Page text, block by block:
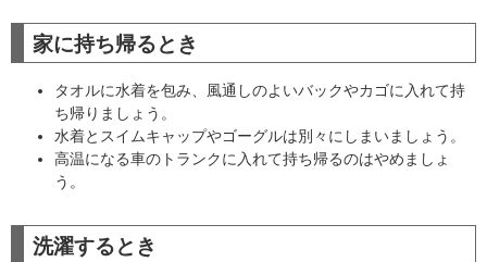
家に持ち帰るとき
タオルに水着を包み、風通しのよいバックやカゴに入れて持
ち帰りましょう。
水着とスイムキャップやゴーグルは別々にしまいましょう。
高温になる車のトランクに入れて持ち帰るのはやめましょ
う。
洗濯するとき